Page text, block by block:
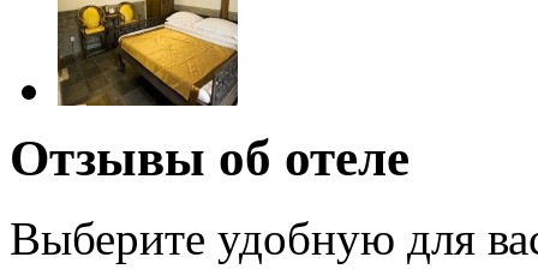
Отзывы об отеле
Выберите удобную для